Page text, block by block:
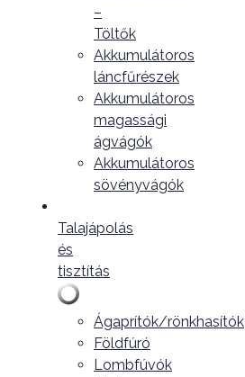
–
Töltők
Akkumulátoros
láncfűrészek
Akkumulátoros
magassági
ágvágók
Akkumulátoros
sövényvágók
Talajápolás
és
tisztítás
Ágaprítók/rönkhasítók
Földfúró
Lombfúvók